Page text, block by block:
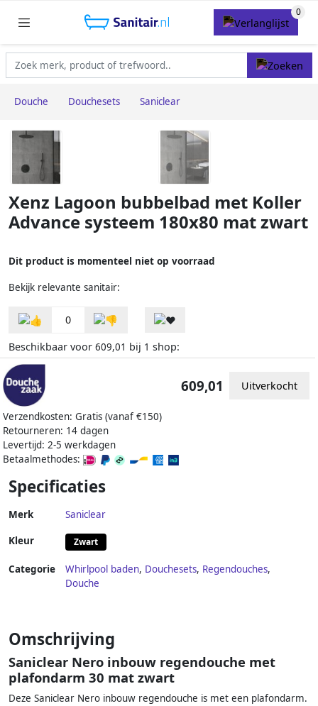
Douche Douchesets Saniclear
Xenz Lagoon bubbelbad met Koller
Advance systeem 180x80 mat zwart
Dit product is momenteel niet op voorraad
Bekijk relevante sanitair:
0
Beschikbaar voor 609,01 bij 1 shop:
Verzendkosten: Gratis (vanaf €150)
Retourneren: 14 dagen
Levertijd: 2-5 werkdagen
Betaalmethodes:
609,01 Uitverkocht
Specificaties
Merk Saniclear
Kleur Zwart
Categorie Whirlpool baden, Douchesets, Regendouches,
Douche
Omschrijving
Saniclear Nero inbouw regendouche met
plafondarm 30 mat zwart
Deze Saniclear Nero inbouw regendouche is met een plafondarm.